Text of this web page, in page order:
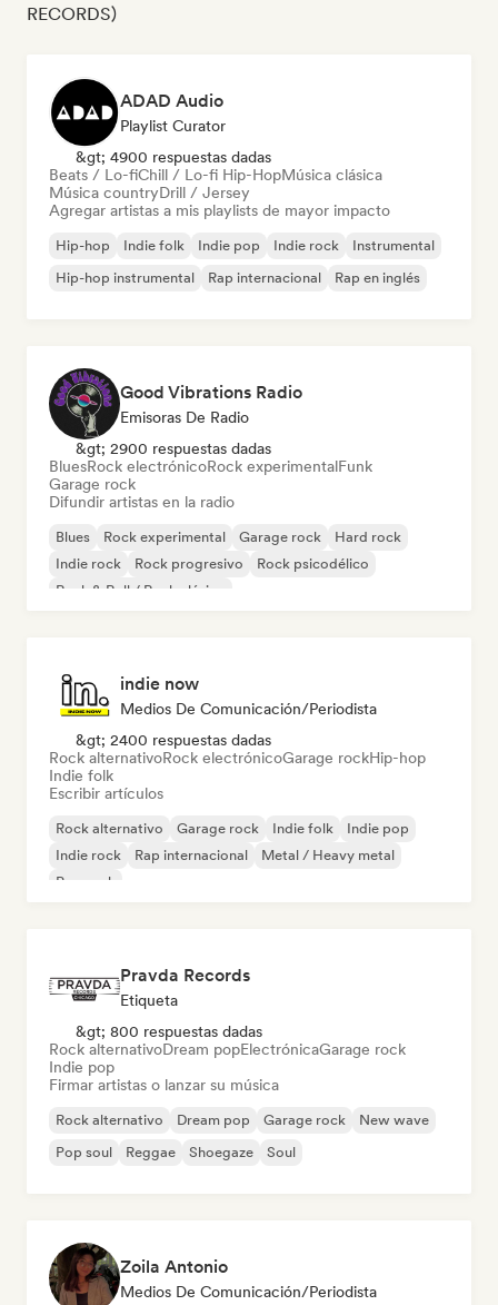
RECORDS)
ADAD Audio
Playlist Curator
&gt; 4900 respuestas dadas
Beats / Lo-fiChill / Lo-fi Hip-HopMúsica clásica
Música countryDrill / Jersey
Agregar artistas a mis playlists de mayor impacto
Hip-hop Indie folk Indie pop Indie rock
Instrumental
Hip-hop instrumental
Rap internacional Rap en inglés
Good Vibrations Radio
Emisoras De Radio
&gt; 2900 respuestas dadas
BluesRock electrónicoRock experimentalFunk
Garage rock
Difundir artistas en la radio
Blues Rock experimental Garage rock
Hard rock
Indie rock
Rock progresivo
Rock psicodélico
Rock & Roll / Rock clásico
indie now
Medios De Comunicación/Periodista
&gt; 2400 respuestas dadas
Rock alternativoRock electrónicoGarage rockHip-hop
Indie folk
Escribir artículos
Rock alternativo Garage rock Indie folk
Indie pop
Indie rock
Rap internacional
Metal / Heavy metal
Pop rock
Pravda Records
Etiqueta
&gt; 800 respuestas dadas
Rock alternativoDream popElectrónicaGarage rock
Indie pop
Firmar artistas o lanzar su música
Rock alternativo Dream pop Garage rock
New wave
Pop soul
Reggae Shoegaze Soul
Zoila Antonio
Medios De Comunicación/Periodista